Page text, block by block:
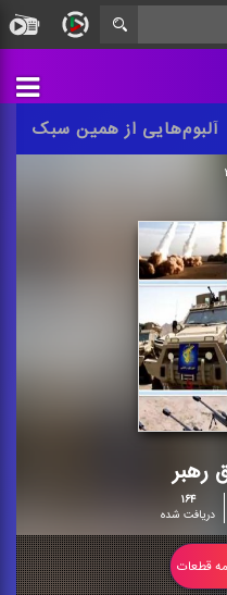
آلبوم‌هایی از همین سبک
رهبر
۱۶۴
دریافت شده
قطعات